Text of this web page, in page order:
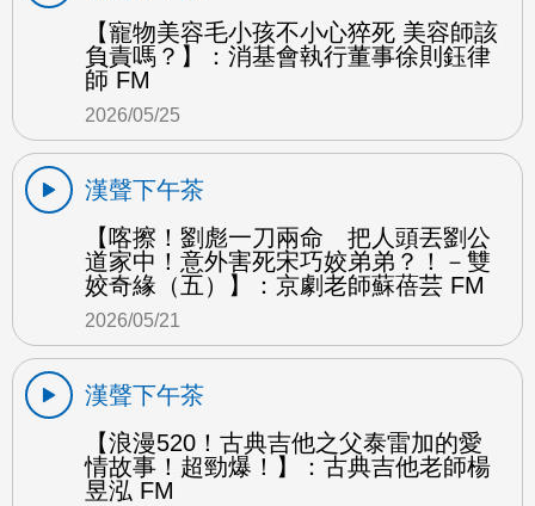
【寵物美容毛小孩不小心猝死 美容師該
負責嗎？】：消基會執行董事徐則鈺律
師 FM
2026/05/25
漢聲下午茶
【喀擦！劉彪一刀兩命 把人頭丟劉公
道家中！意外害死宋巧姣弟弟？！－雙
姣奇緣（五）】：京劇老師蘇蓓芸 FM
2026/05/21
漢聲下午茶
【浪漫520！古典吉他之父泰雷加的愛
情故事！超勁爆！】：古典吉他老師楊
昱泓 FM